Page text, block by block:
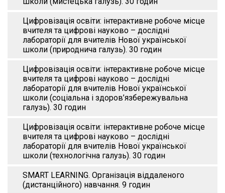
Цифровізація освіти: інтерактивне робоче місце
вчителя та цифрові науково – дослідні
лабораторії для вчителів Нової української
школи (природнича галузь). 30 годин
Цифровізація освіти: інтерактивне робоче місце
вчителя та цифрові науково – дослідні
лабораторії для вчителів Нової української
школи (соціальна і здоров’язбережувальна
галузь). 30 годин
Цифровізація освіти: інтерактивне робоче місце
вчителя та цифрові науково – дослідні
лабораторії для вчителів Нової української
школи (технологічна галузь). 30 годин
SMART LEARNING. Організація віддаленого
(дистанційного) навчання. 9 годин